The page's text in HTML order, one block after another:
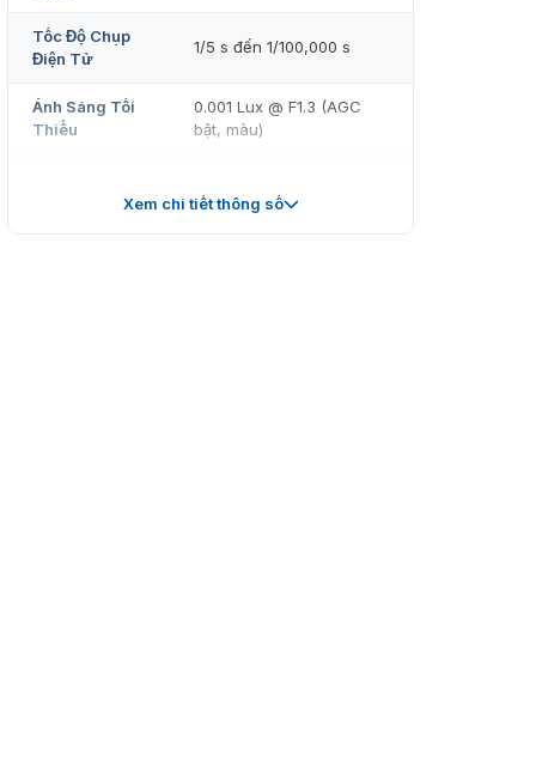
Tốc Độ Chụp
Điện Tử
1/5 s đến 1/100,000 s
Ánh Sáng Tối
Thiểu
0.001 Lux @ F1.3 (AGC
bật, màu)
Trắng)
Xem chi tiết thông số